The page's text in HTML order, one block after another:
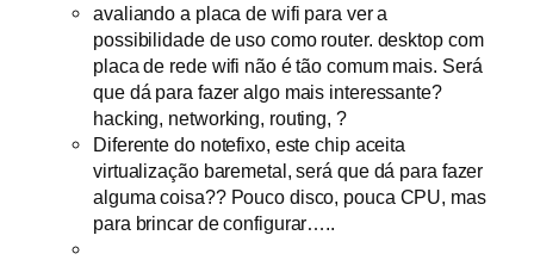
avaliando a placa de wifi para ver a
possibilidade de uso como router. desktop com
placa de rede wifi não é tão comum mais. Será
que dá para fazer algo mais interessante?
hacking, networking, routing, ?
Diferente do notefixo, este chip aceita
virtualização baremetal, será que dá para fazer
alguma coisa?? Pouco disco, pouca CPU, mas
para brincar de configurar…..